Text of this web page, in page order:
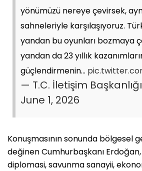
yönümüzü nereye çevirsek,
sahneleriyle karşılaşıyoruz.
yandan bu oyunları bozmaya
yandan da 23 yıllık
güçlendirmenin…
— T.C. İletişim
June 1, 2026
Konuşmasının sonunda bölgesel
değinen Cumhurbaşkanı Erdoğan,
diplomasi, savunma sanayii,